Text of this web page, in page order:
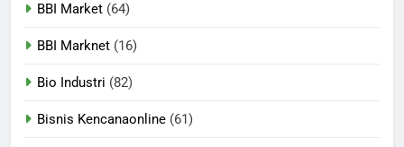
BBI Market (64)
BBI Marknet (16)
Bio Industri (82)
Bisnis Kencanaonline (61)